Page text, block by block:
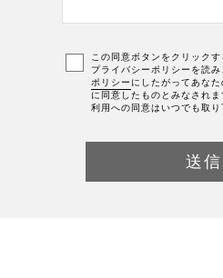
この同意ボタンをクリック
プライバシーポリシーを読
ポリシー にしたがってあな
に同意したものとみなされ
利用への同意はいつでも取り